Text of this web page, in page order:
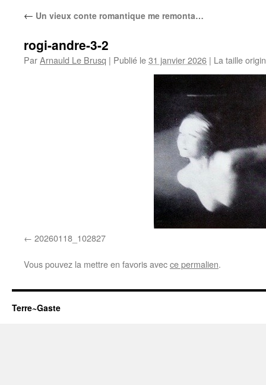
← Un vieux conte romantique me remonta…
rogi-andre-3-2
ParArnauld Le Brusq | Publié le31 janvier 2026 | La taille
20260118_102827
Vous pouvez la mettre en favoris avecce permalien.
Terre~Gaste